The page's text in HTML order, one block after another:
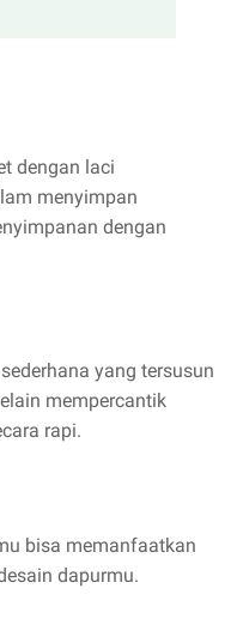
dengan laci
menyimpan
dengan
yang tersusun
mempercantik
rapi.
bisa memanfaatkan
dapurmu.